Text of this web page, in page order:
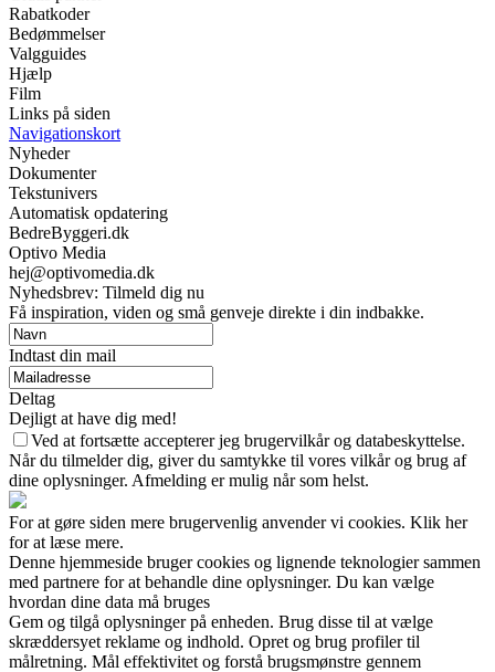
Rabatkoder
Bedømmelser
Valgguides
Hjælp
Film
Links på siden
Navigationskort
Nyheder
Dokumenter
Tekstunivers
Automatisk opdatering
BedreByggeri.dk
Optivo Media
hej@optivomedia.dk
Nyhedsbrev: Tilmeld dig nu
Få inspiration, viden og små genveje direkte i din indbakke.
Indtast din mail
Deltag
Dejligt at have dig med!
Ved at fortsætte accepterer jeg brugervilkår og databeskyttelse.
Når du tilmelder dig, giver du samtykke til vores vilkår og brug af
dine oplysninger. Afmelding er mulig når som helst.
For at gøre siden mere brugervenlig anvender vi cookies. Klik her
for at læse mere.
Denne hjemmeside bruger cookies og lignende teknologier sammen
med partnere for at behandle dine oplysninger. Du kan vælge
hvordan dine data må bruges
Gem og tilgå oplysninger på enheden. Brug disse til at vælge
skræddersyet reklame og indhold. Opret og brug profiler til
målretning. Mål effektivitet og forstå brugsmønstre gennem